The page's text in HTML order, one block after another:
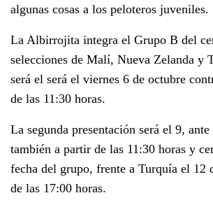
algunas cosas a los peloteros juveniles.
La Albirrojita integra el Grupo B del
selecciones de Malí, Nueva Zelanda y
será el será el viernes 6 de octubre
de las 11:30 horas.
La segunda presentación será el 9,
también a partir de las 11:30 horas y
fecha del grupo, frente a Turquía el 12
de las 17:00 horas.